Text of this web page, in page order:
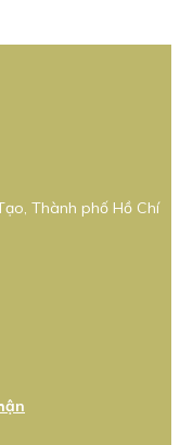
Thành phố Hồ Chí